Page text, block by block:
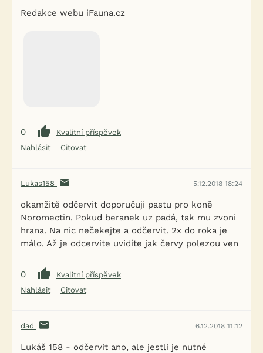
Redakce webu iFauna.cz
0
Kvalitní příspěvek
Nahlásit
Citovat
Lukas158 5.12.2018 18:24
okamžitě odčervit doporučuji pastu pro koně
Noromectin. Pokud beranek uz padá, tak mu zvoni
hrana. Na nic nečekejte a odčervit. 2x do roka je
málo. Až je odcervite uvidíte jak červy polezou ven
0
Kvalitní příspěvek
Nahlásit
Citovat
dad 6.12.2018 11:12
Lukáš 158 - odčervit ano, ale jestli je nutné